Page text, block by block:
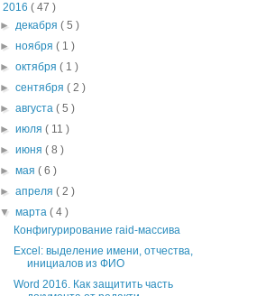
2016 ( 47 )
►декабря( 5 )
►ноября( 1 )
►октября( 1 )
►сентября( 2 )
►августа( 5 )
►июля( 11 )
►июня( 8 )
►мая( 6 )
►апреля( 2 )
▼марта( 4 )
Конфигурирование raid-массива
Excel: выделение имени, отчества,
инициалов из ФИО
Word 2016. Как защитить часть